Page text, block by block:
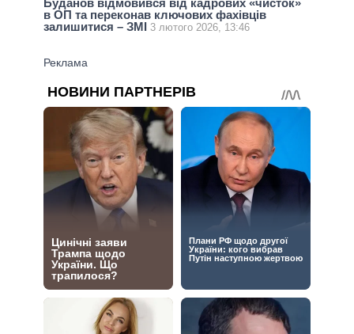
в ОП та переконав ключових фахівців
залишитися – ЗМІ 3 лютого 2026, 13:46